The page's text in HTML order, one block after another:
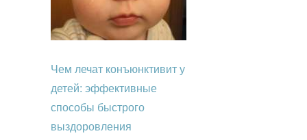
Чем лечат конъюнктивит у
детей: эффективные
способы быстрого
выздоровления